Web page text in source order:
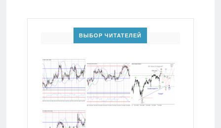
ВЫБОР ЧИТАТЕЛЕЙ